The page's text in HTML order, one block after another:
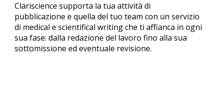
Clariscience supporta la tua attività di
pubblicazione e quella del tuo team con un servizio
di medical e scientifical writing che ti affianca in ogni
sua fase: dalla redazione del lavoro fino alla sua
sottomissione ed eventuale revisione.